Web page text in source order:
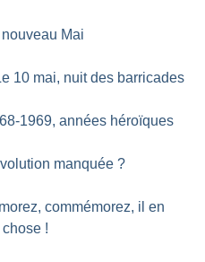
Mai
10 mai, nuit des barricades
1969, années héroïques
manquée ?
commémorez, il en
chose !